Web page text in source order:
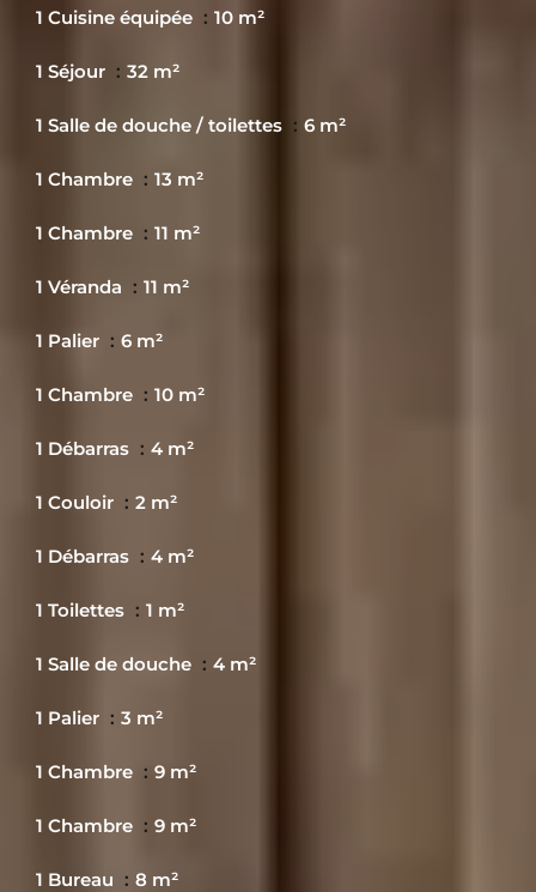
1 Cuisine équipée 10 m²
1 Séjour 32 m²
1 Salle de douche / toilettes 6 m²
1 Chambre 13 m²
1 Chambre 11 m²
1 Véranda 11 m²
1 Palier 6 m²
1 Chambre 10 m²
1 Débarras 4 m²
1 Couloir 2 m²
1 Débarras 4 m²
1 Toilettes 1 m²
1 Salle de douche 4 m²
1 Palier 3 m²
1 Chambre 9 m²
1 Chambre 9 m²
1 Bureau 8 m²